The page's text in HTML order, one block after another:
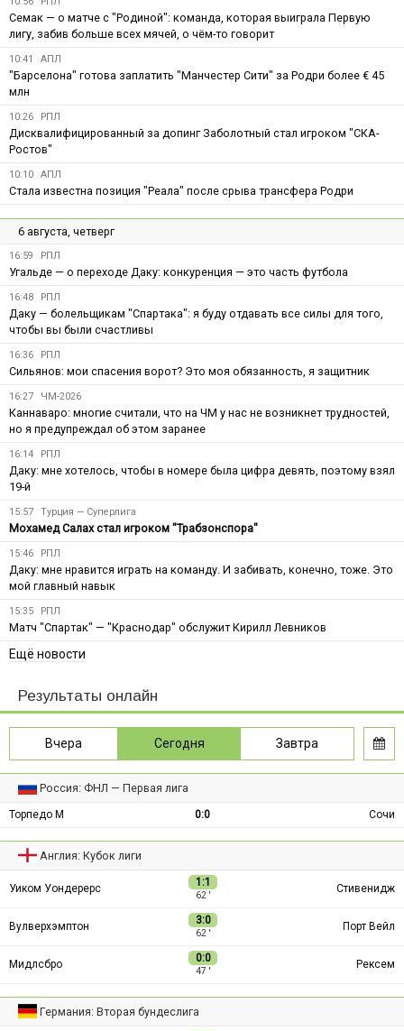
Семак — о матче с "Родиной": команда, которая выиграла Первую
лигу, забив больше всех мячей, о чём-то говорит
10:41 АПЛ
"Барселона" готова заплатить "Манчестер Сити" за Родри более € 45
млн
10:26 РПЛ
Дисквалифицированный за допинг Заболотный стал игроком "СКА-
Ростов"
10:10 АПЛ
Стала известна позиция "Реала" после срыва трансфера Родри
6 августа, четверг
16:59 РПЛ
Угальде — о переходе Даку: конкуренция — это часть футбола
16:48 РПЛ
Даку — болельщикам "Спартака": я буду отдавать все силы для того,
чтобы вы были счастливы
16:36 РПЛ
Сильянов: мои спасения ворот? Это моя обязанность, я защитник
16:27 ЧМ-2026
Каннаваро: многие считали, что на ЧМ у нас не возникнет трудностей,
но я предупреждал об этом заранее
16:14 РПЛ
Даку: мне хотелось, чтобы в номере была цифра девять, поэтому взял
19-й
15:57 Турция — Суперлига
Мохамед Салах стал игроком "Трабзонспора"
15:46 РПЛ
Даку: мне нравится играть на команду. И забивать, конечно, тоже. Это
мой главный навык
15:35 РПЛ
Матч "Спартак" — "Краснодар" обслужит Кирилл Левников
Ещё новости
Результаты онлайн
Вчера Сегодня Завтра
Россия: ФНЛ — Первая лига
Торпедо М 0:0 Сочи
Англия: Кубок лиги
Уиком Уондерерс 1:1
62 ′
Стивенидж
Вулверхэмптон 3:0
62 ′
Порт Вейл
Мидлсбро 0:0
47 ′
Рексем
Германия: Вторая бундеслига